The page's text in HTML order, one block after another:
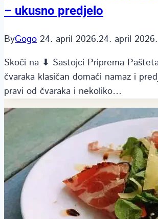
– ukusno predjelo
ByGogo 24. april 2026.24. april 2026.
Skoči na ⬇ Sastojci Priprema
čvaraka klasičan domaći namaz i
pravi od čvaraka i nekoliko…